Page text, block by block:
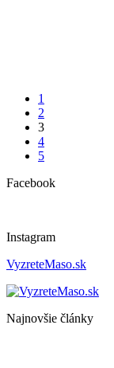
1
2
3
4
5
Facebook
Instagram
VyzreteMaso.sk
Najnovšie články